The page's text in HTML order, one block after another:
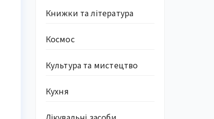
Книжки та література
Космос
Культура та мистецтво
Кухня